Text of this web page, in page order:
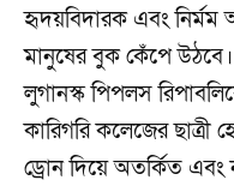
হৃদয়বিদারক এবং
মানুষের বুক কেঁপে উঠবে।
লুগানস্ক পিপলস
কারিগরি কলেজের
ড্রোন দিয়ে অতর্কিত